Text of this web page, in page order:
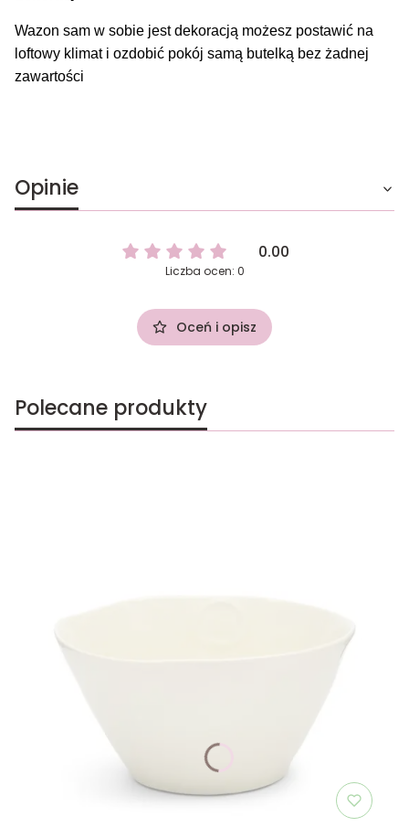
Wazon sam w sobie jest dekoracją możesz postawić na
loftowy klimat i ozdobić pokój samą butelką bez żadnej
zawartości
Opinie
0.00
Liczba ocen: 0
Oceń i opisz
Polecane produkty